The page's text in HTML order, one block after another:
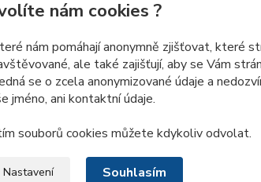
LCD displejů ze skladu
nepoužitých displejůze skladových
prosím nezasílejte dotazy a žádosti
uvedeno v e-shopu.
nám cookies ?
nám pomáhají anonymně zjišťovat, které
ale také zajišťují, aby se Vám
se o zcela anonymizované údaje a
jméno, ani kontaktní údaje.
souborů cookies můžete kdykoliv odvolat.
Nastavení Souhlasím